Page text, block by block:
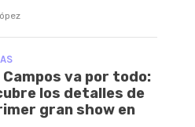
Campos va por todo:
los detalles de
gran show en